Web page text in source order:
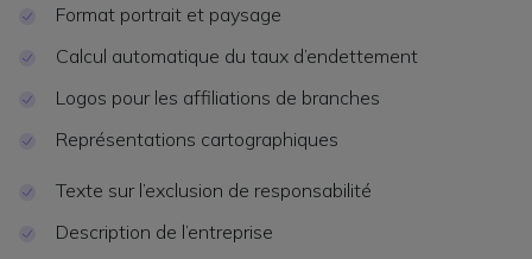
Format portrait et paysage
Calcul automatique du taux d’endettement
Logos pour les affiliations de branches
Représentations cartographiques
Texte sur l’exclusion de responsabilité
Description de l’entreprise